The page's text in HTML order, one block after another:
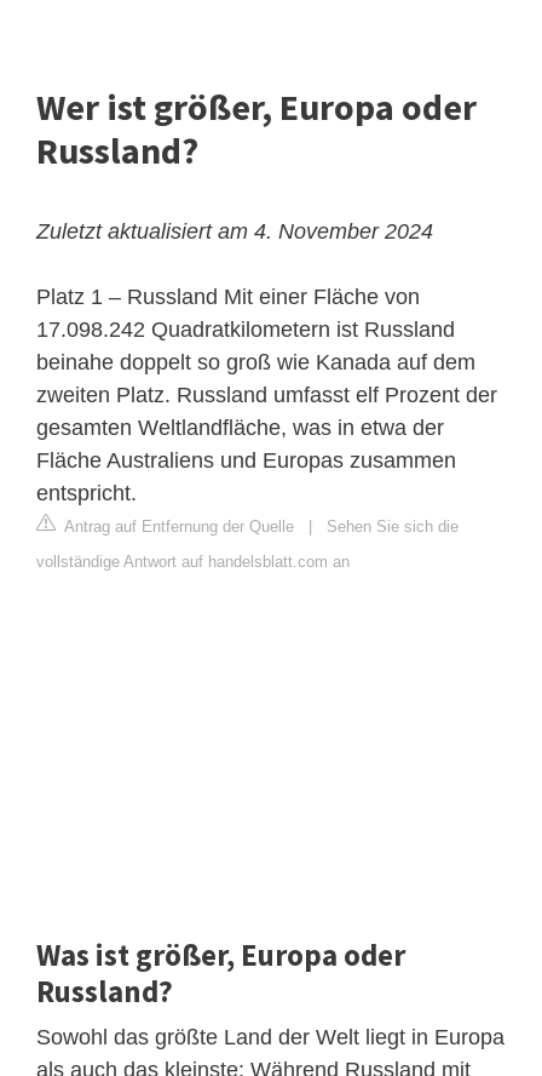
Wer ist größer, Europa oder
Russland?
Zuletzt aktualisiert am 4. November 2024
Platz 1 – Russland Mit einer Fläche von
17.098.242 Quadratkilometern ist Russland
beinahe doppelt so groß wie Kanada auf dem
zweiten Platz. Russland umfasst elf Prozent der
gesamten Weltlandfläche, was in etwa der
Fläche Australiens und Europas zusammen
entspricht.
Antrag auf Entfernung der Quelle
Sehen Sie sich die
vollständige Antwort auf handelsblatt.com an
Was ist größer, Europa oder
Russland?
Sowohl das größte Land der Welt liegt in Europa
als auch das kleinste: Während Russland mit